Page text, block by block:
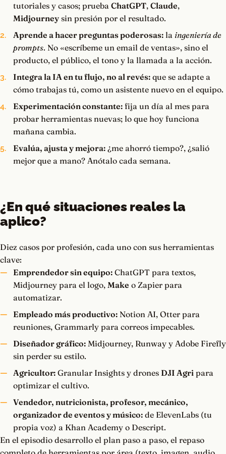
tutoriales y casos; prueba ChatGPT, Claude,
Midjourneysin presión por el resultado.
Aprende a hacer preguntas poderosas:la ingeniería de
prompts. No «escríbeme un email de ventas», sino el
producto, el público, el tono y la llamada a la acción.
Integra la IA en tu flujo, no al revés:que se adapte a
cómo trabajas tú, como un asistente nuevo en el equipo.
Experimentación constante:fija un día al mes para
probar herramientas nuevas; lo que hoy funciona
mañana cambia.
Evalúa, ajusta y mejora:¿me ahorró tiempo?, ¿salió
mejor que a mano? Anótalo cada semana.
¿En qué situaciones reales la
aplico?
Diez casos por profesión, cada uno con sus herramientas
clave:
Emprendedor sin equipo:ChatGPT para textos,
Midjourney para el logo, Make o Zapier para
automatizar.
Empleado más productivo:Notion AI, Otter para
reuniones, Grammarly para correos impecables.
Diseñador gráfico:Midjourney, Runway y Adobe Firefly
sin perder su estilo.
Agricultor:Granular Insights y drones DJI Agripara
optimizar el cultivo.
Vendedor, nutricionista, profesor, mecánico,
organizador de eventos y músico:de ElevenLabs (tu
propia voz) a Khan Academy o Descript.
En el episodio desarrollo el plan paso a paso, el repaso